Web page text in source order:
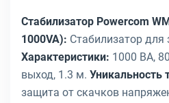
Стабилизатор Powercom
1000VA): Стабилизатор для
Характеристики: 1000 ВА,
выход, 1.3 м. Уникальность
защита от скачков